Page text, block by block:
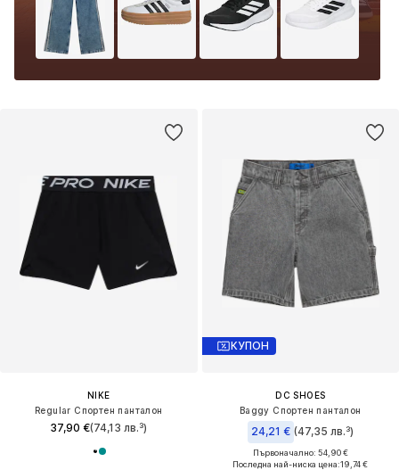
NIKE
Regular Спортен панталон
37,90 €(74,13 лв.³)
КУПОН
DC SHOES
Baggy Спортен панталон
24,21 € (47,35 лв.³)
Първоначално: 54,90 €
Последна най-ниска цена:19,74 €